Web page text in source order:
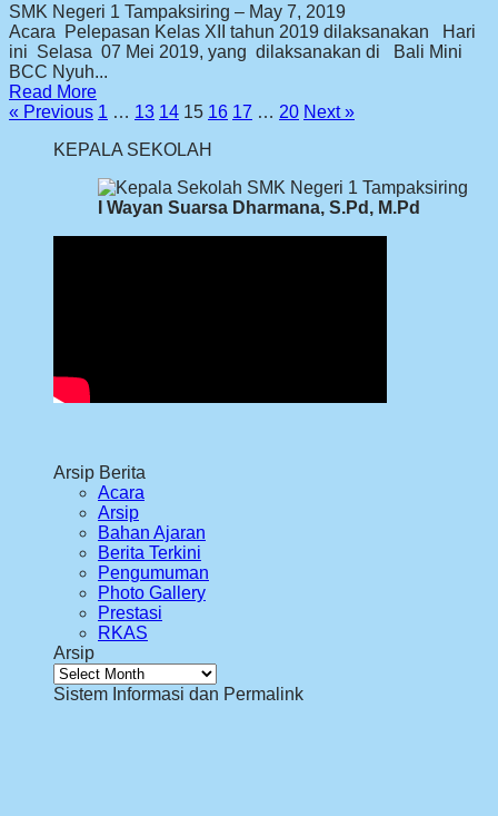
SMK Negeri 1 Tampaksiring – May 7, 2019
Acara Pelepasan Kelas XII tahun 2019 dilaksanakan Hari
ini Selasa 07 Mei 2019, yang dilaksanakan di Bali Mini
BCC Nyuh...
Read More
« Previous 1 … 13 14 15 16 17 … 20 Next »
KEPALA SEKOLAH
I Wayan Suarsa Dharmana, S.Pd, M.Pd
Arsip Berita
Acara
Arsip
Bahan Ajaran
Berita Terkini
Pengumuman
Photo Gallery
Prestasi
RKAS
Arsip
Arsip
Sistem Informasi dan Permalink